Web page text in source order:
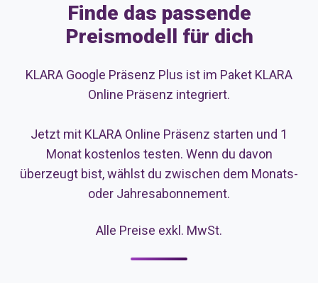
Finde das passende
Preismodell für dich
KLARA Google Präsenz Plus ist im Paket KLARA
Online Präsenz integriert.
Jetzt mit KLARA Online Präsenz starten und 1
Monat kostenlos testen. Wenn du davon
überzeugt bist, wählst du zwischen dem Monats-
oder Jahresabonnement.
Alle Preise exkl. MwSt.